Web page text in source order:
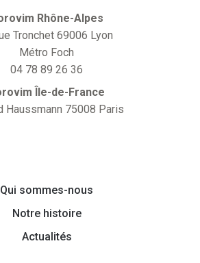
Rhône-Alpes
Tronchet 69006 Lyon
Métro Foch
04 78 89 26 36
Île-de-France
Haussmann 75008 Paris
Qui sommes-nous
Notre histoire
Actualités